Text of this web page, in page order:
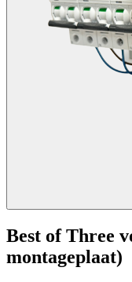
Best of Three
montageplaat)